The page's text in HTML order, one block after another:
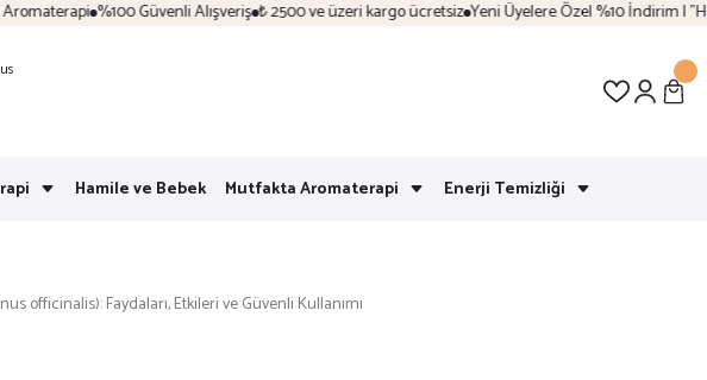
%100 Güvenli Alışveriş ₺ 2500 ve üzeri kargo ücretsiz Yeni Üyelere Özel %10 İndirim |
Hamile ve Bebek Mutfakta Aromaterapi Enerji Temizliği
officinalis): Faydaları, Etkileri ve Güvenli Kullanımı